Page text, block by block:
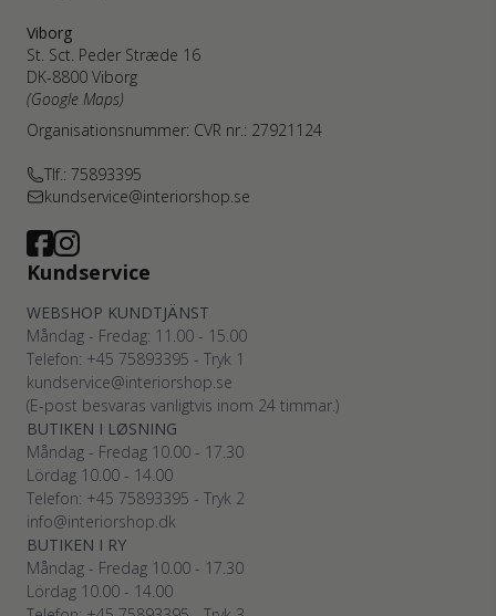
Viborg
St. Sct. Peder Stræde 16
DK-8800 Viborg
(Google Maps)
Organisationsnummer: CVR nr.: 27921124
Tlf.: 75893395
kundservice@interiorshop.se
Kundservice
WEBSHOP KUNDTJÄNST
Måndag - Fredag: 11.00 - 15.00
Telefon: +45 75893395 - Tryk 1
kundservice@interiorshop.se
(E-post besvaras vanligtvis inom 24 timmar.)
BUTIKEN I LØSNING
Måndag - Fredag 10.00 - 17.30
Lördag 10.00 - 14.00
Telefon: +45 75893395 - Tryk 2
info@interiorshop.dk
BUTIKEN I RY
Måndag - Fredag 10.00 - 17.30
Lördag 10.00 - 14.00